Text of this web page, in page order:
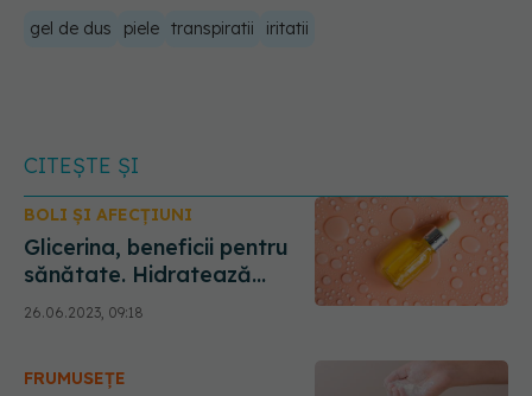
gel de dus piele transpiratii iritatii
CITEȘTE ȘI
BOLI ȘI AFECȚIUNI
Glicerina, beneficii pentru
sănătate. Hidratează
pielea, vindecă rănile,
protejează sistemul
26.06.2023, 09:18
FRUMUSEȚE